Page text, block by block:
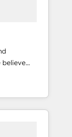
have
and
range
Only